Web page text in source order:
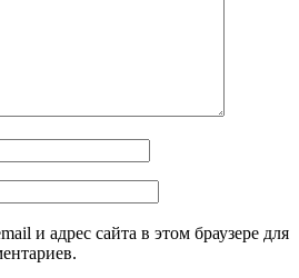
и адрес сайта в этом браузере для